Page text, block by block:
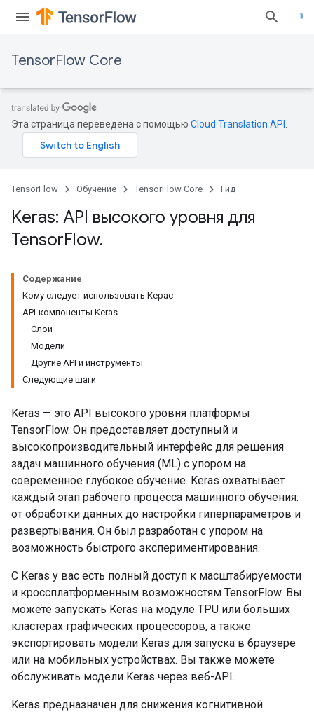
TensorFlow Core
Эта страница переведена с помощью Cloud Translation API
TensorFlow Обучение TensorFlow Core Гид
Keras: API высокого уровня для
TensorFlow.
Содержание
Кому следует использовать Керас
API-компоненты Keras
Слои
Модели
Другие API и инструменты
Следующие шаги
Keras — это API высокого уровня платформы
TensorFlow. Он предоставляет доступный и
высокопроизводительный интерфейс для решения
задач машинного обучения (ML) с упором на
современное глубокое обучение. Keras охватывает
каждый этап рабочего процесса машинного обучения:
от обработки данных до настройки гиперпараметров и
развертывания. Он был разработан с упором на
возможность быстрого экспериментирования.
С Keras у вас есть полный доступ к масштабируемости
и кроссплатформенным возможностям TensorFlow. Вы
можете запускать Keras на модуле TPU или больших
кластерах графических процессоров, а также
экспортировать модели Keras для запуска в браузере
или на мобильных устройствах. Вы также можете
обслуживать модели Keras через веб-API.
Keras предназначен для снижения когнитивной